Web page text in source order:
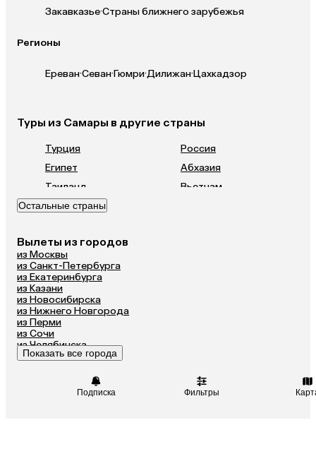
Подписка Фильтры
Закавказье·Страны ближнего зарубежья
Регионы
Ереван·Севан·Гюмри·Дилижан·Цахкадзор
Туры из Самары в другие страны
Турция
Россия
Египет
Абхазия
Таиланд
Вьетнам
ОАЭ
Казахстан
Узбекистан
Сербия
Киргизия
Саудовская Аравия
Остальные страны
Вылеты из городов
из Москвы
из Санкт-Петербурга
из Екатеринбурга
из Казани
из Новосибирска
из Нижнего Новгорода
из Перми
из Сочи
из Челябинска
из Омска
Показать все города